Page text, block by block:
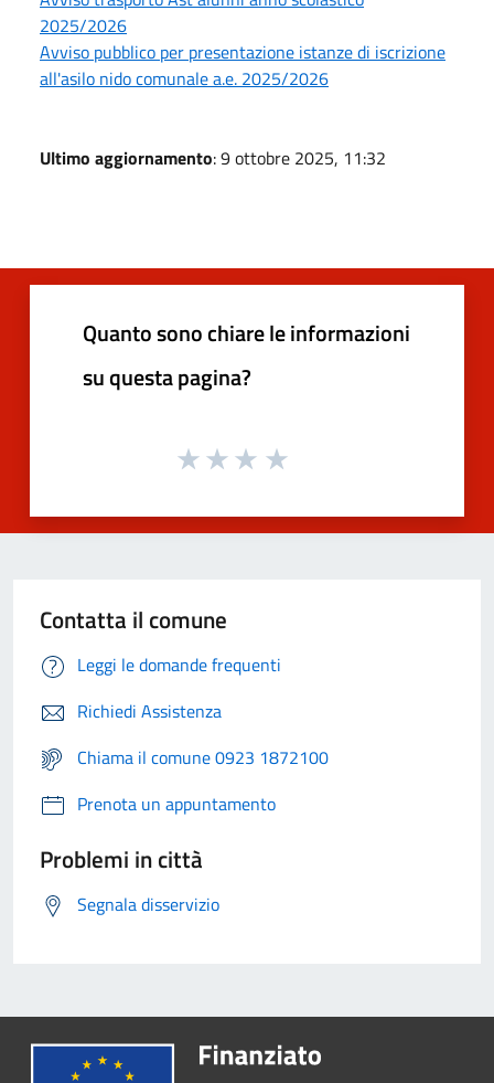
2025/2026
Avviso pubblico per presentazione istanze di iscrizione
all'asilo nido comunale a.e. 2025/2026
Ultimo aggiornamento: 9 ottobre 2025, 11:32
Quanto sono chiare le informazioni
su questa pagina?
Contatta il comune
Leggi le domande frequenti
Richiedi Assistenza
Chiama il comune 0923 1872100
Prenota un appuntamento
Problemi in città
Segnala disservizio